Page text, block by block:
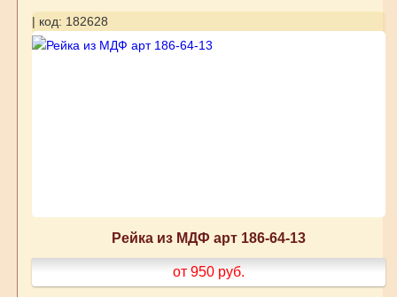
| код: 182628
Рейка из МДФ арт 186-64-13
от 950 руб.